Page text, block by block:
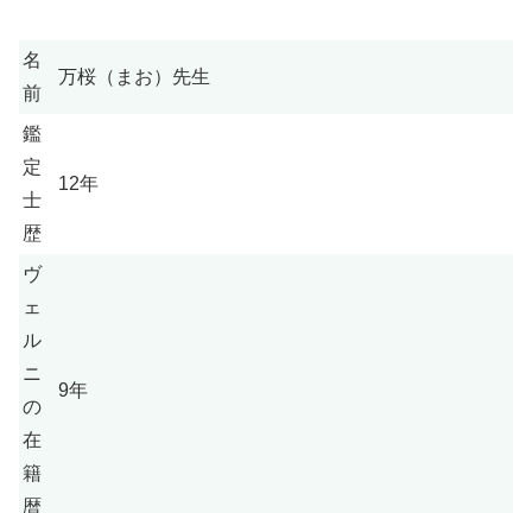
名
前
万桜（まお）先生
鑑
定
士
歴
12年
ヴ
ェ
ル
ニ
の
在
籍
暦
9年